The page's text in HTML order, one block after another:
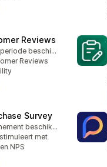
Reviews
Gratis proefperiode beschikbaar
Reviews
Survey
Gratis abonnement beschikbaar
met
NPS